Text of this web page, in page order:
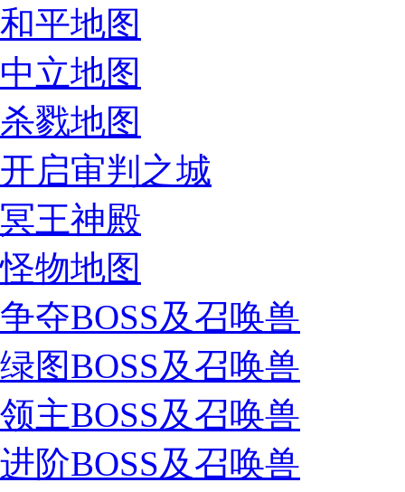
和平地图
中立地图
杀戮地图
开启审判之城
冥王神殿
怪物地图
争夺BOSS及召唤兽
绿图BOSS及召唤兽
领主BOSS及召唤兽
进阶BOSS及召唤兽